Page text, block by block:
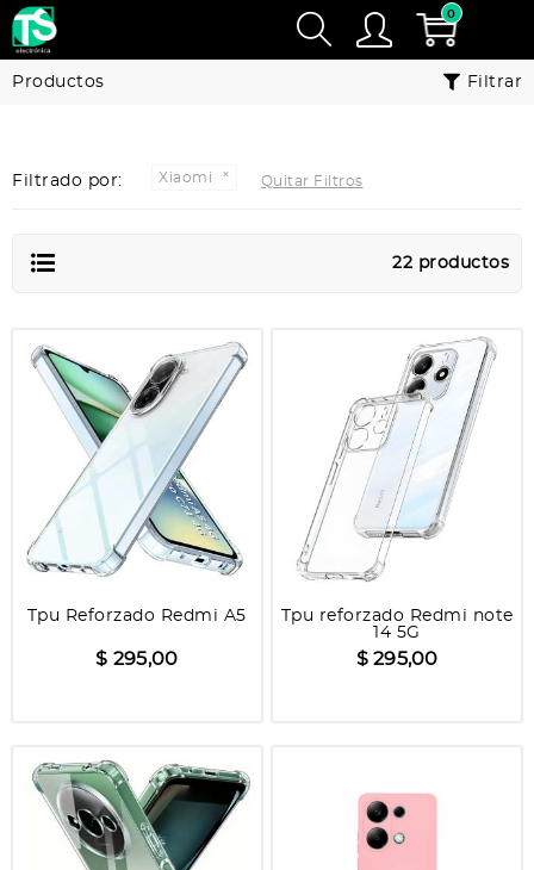
0
Productos Filtrar
Filtrado por: Xiaomi Quitar Filtros
22 productos
Tpu Reforzado Redmi A5
$ 295,00
Tpu reforzado Redmi note
14 5G
$ 295,00